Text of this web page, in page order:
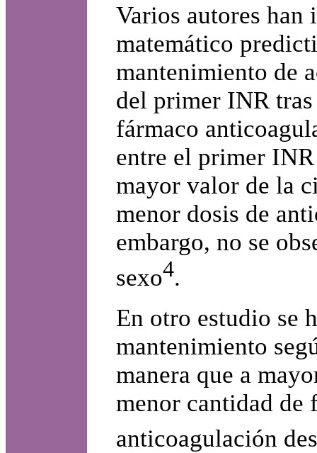
Varios autores han
matemático
mantenimiento de
del primer INR
fármaco
entre el primer
mayor valor de la
menor dosis de
embargo, no se
sexo4.
En otro estudio se
mantenimiento
manera que a
menor cantidad de
anticoagulación